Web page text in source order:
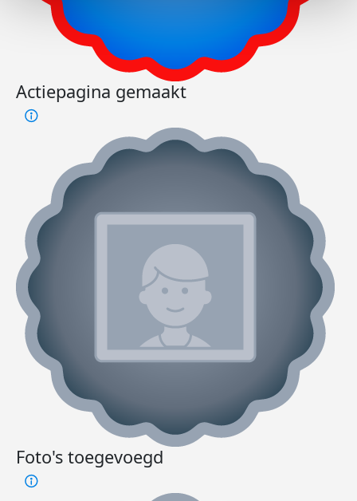
Actiepagina gemaakt
Foto's toegevoegd